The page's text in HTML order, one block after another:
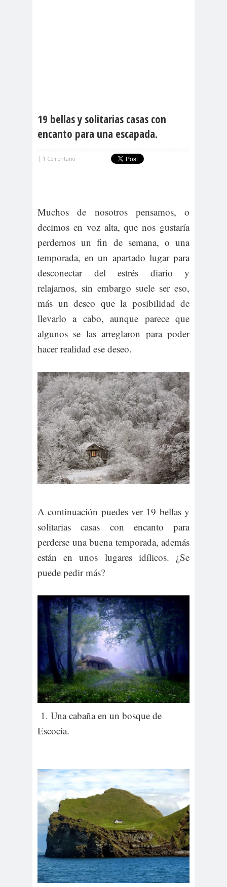
19 bellas y solitarias casas con
encanto para una escapada.
| 1 Comentario
Muchos de nosotros pensamos, o
decimos en voz alta, que nos gustaría
perdernos un fin de semana, o una
temporada, en un apartado lugar para
desconectar del estrés diario y
relajarnos, sin embargo suele ser eso,
más un deseo que la posibilidad de
llevarlo a cabo, aunque parece que
algunos se las arreglaron para poder
hacer realidad ese deseo.
A continuación puedes ver 19 bellas y
solitarias casas con encanto para
perderse una buena temporada, además
están en unos lugares idílicos. ¿Se
puede pedir más?
1. Una cabaña en un bosque de
Escocia.